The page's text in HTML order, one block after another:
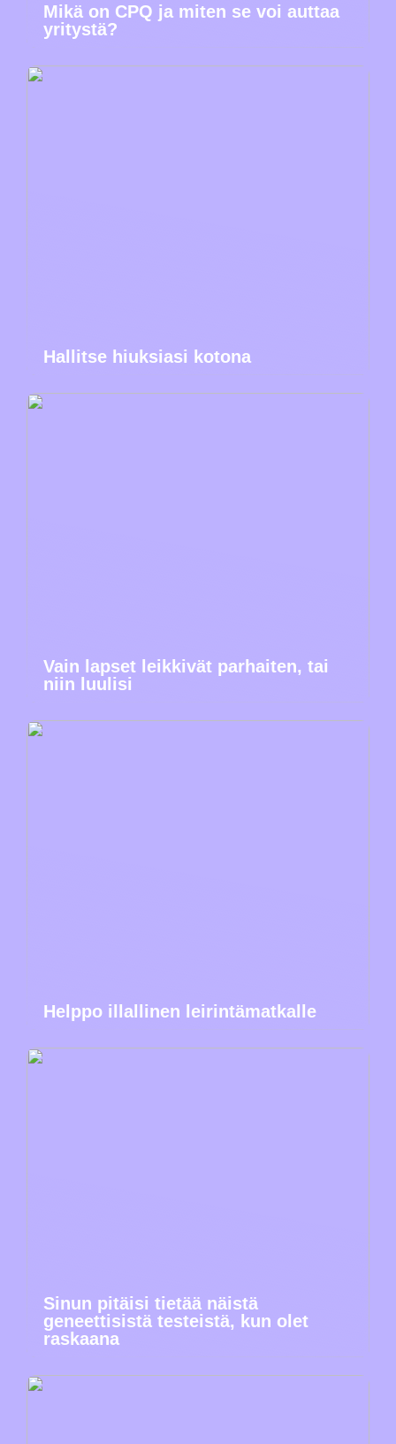
Mikä on CPQ ja miten se voi auttaa
yritystä?
Hallitse hiuksiasi kotona
Vain lapset leikkivät parhaiten, tai
niin luulisi
Helppo illallinen leirintämatkalle
Sinun pitäisi tietää näistä
geneettisistä testeistä, kun olet
raskaana